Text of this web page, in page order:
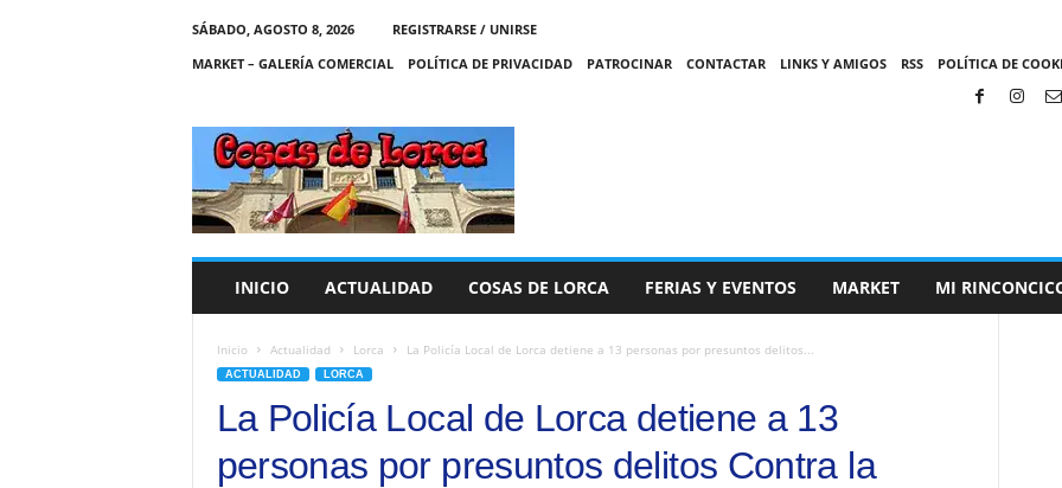
SÁBADO, AGOSTO 8, 2026
REGISTRARSE / UNIRSE
MARKET – GALERÍA COMERCIAL
POLÍTICA DE PRIVACIDAD PATROCINAR CONTACTAR LINKS Y AMIGOS RSS POLÍTICA DE
C
A
S
INICIO ACTUALIDAD COSAS DE LORCA FERIAS Y EVENTOS MARKET MI
Inicio Actualidad Lorca La Policía Local de Lorca detiene a 13 personas por presuntos delitos...
ACTUALIDAD LORCA
La Policía Local de Lorca detiene a 13
personas por presuntos delitos Contra la